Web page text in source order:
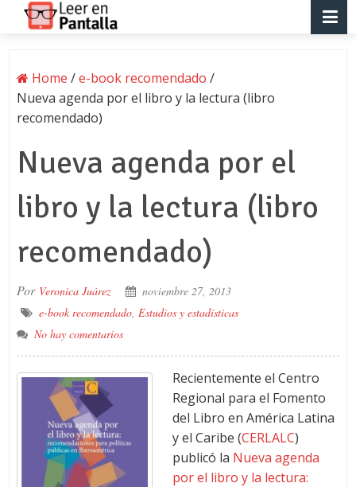
Home /e-book recomendado /
Nueva agenda por el libro y la lectura (libro
recomendado)
Nueva agenda por el
libro y la lectura (libro
recomendado)
Por Veronica Juárez
noviembre 27, 2013
e-book recomendado, Estudios y estadísticas
No hay comentarios
Recientemente el Centro
Regional para el Fomento
del Libro en América Latina
y el Caribe (CERLALC)
publicó la Nueva agenda
por el libro y la lectura: